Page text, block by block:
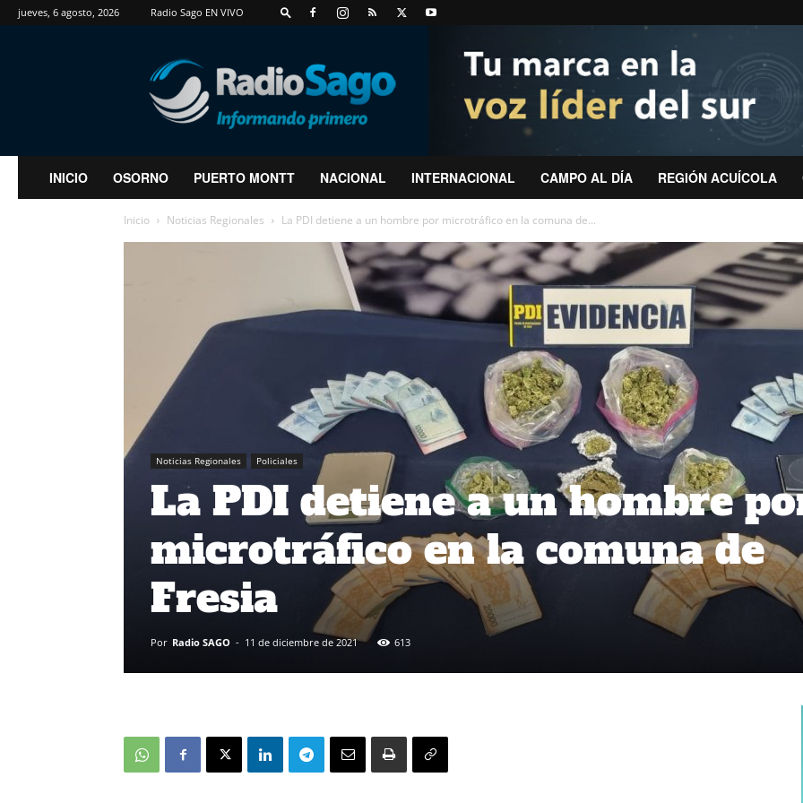
jueves, 6 agosto, 2026 Radio Sago EN VIVO
RadioSago
INICIO OSORNO PUERTO MONTT NACIONAL INTERNACIONAL CAMPO AL DÍA REGIÓN ACUÍCOLA
Inicio Noticias Regionales La PDI detiene a un hombre por microtráfico en la comuna de...
Noticias Regionales Policiales
La PDI detiene a un hombre
microtráfico en la comuna de
Fresia
Por Radio SAGO - 11 de diciembre de 2021 613